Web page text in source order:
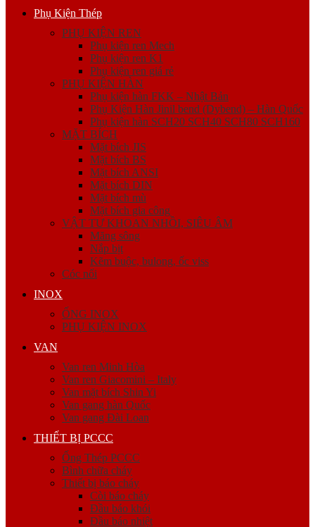
Phụ Kiện Thép
PHỤ KIỆN REN
Phụ kiện ren Mech
Phụ kiện ren K1
Phụ kiện ren giá rẻ
PHỤ KIỆN HÀN
Phụ kiện hàn FKK – Nhật Bản
Phụ Kiện Hàn Jinil bend (Dybend) – Hàn Quốc
Phụ kiện hàn SCH20 SCH40 SCH80 SCH160
MẶT BÍCH
Mặt bích JIS
Mặt bích BS
Mặt bích ANSI
Mặt bích DIN
Mặt bích mù
Mặt bích gia công
VẬT TƯ KHOAN NHỒI, SIÊU ÂM
Măng sông
Nắp bịt
Kẽm buộc, bulong, ốc viss
Cóc nối
INOX
ỐNG INOX
PHỤ KIỆN INOX
VAN
Van ren Minh Hòa
Van ren Giacomini – Italy
Van mặt bích Shin Yi
Van gang hàn Quốc
Van gang Đài Loan
THIẾT BỊ PCCC
Ống Thép PCCC
Bình chữa cháy
Thiết bị báo cháy
Còi báo cháy
Đầu báo khói
Đầu báo nhiệt